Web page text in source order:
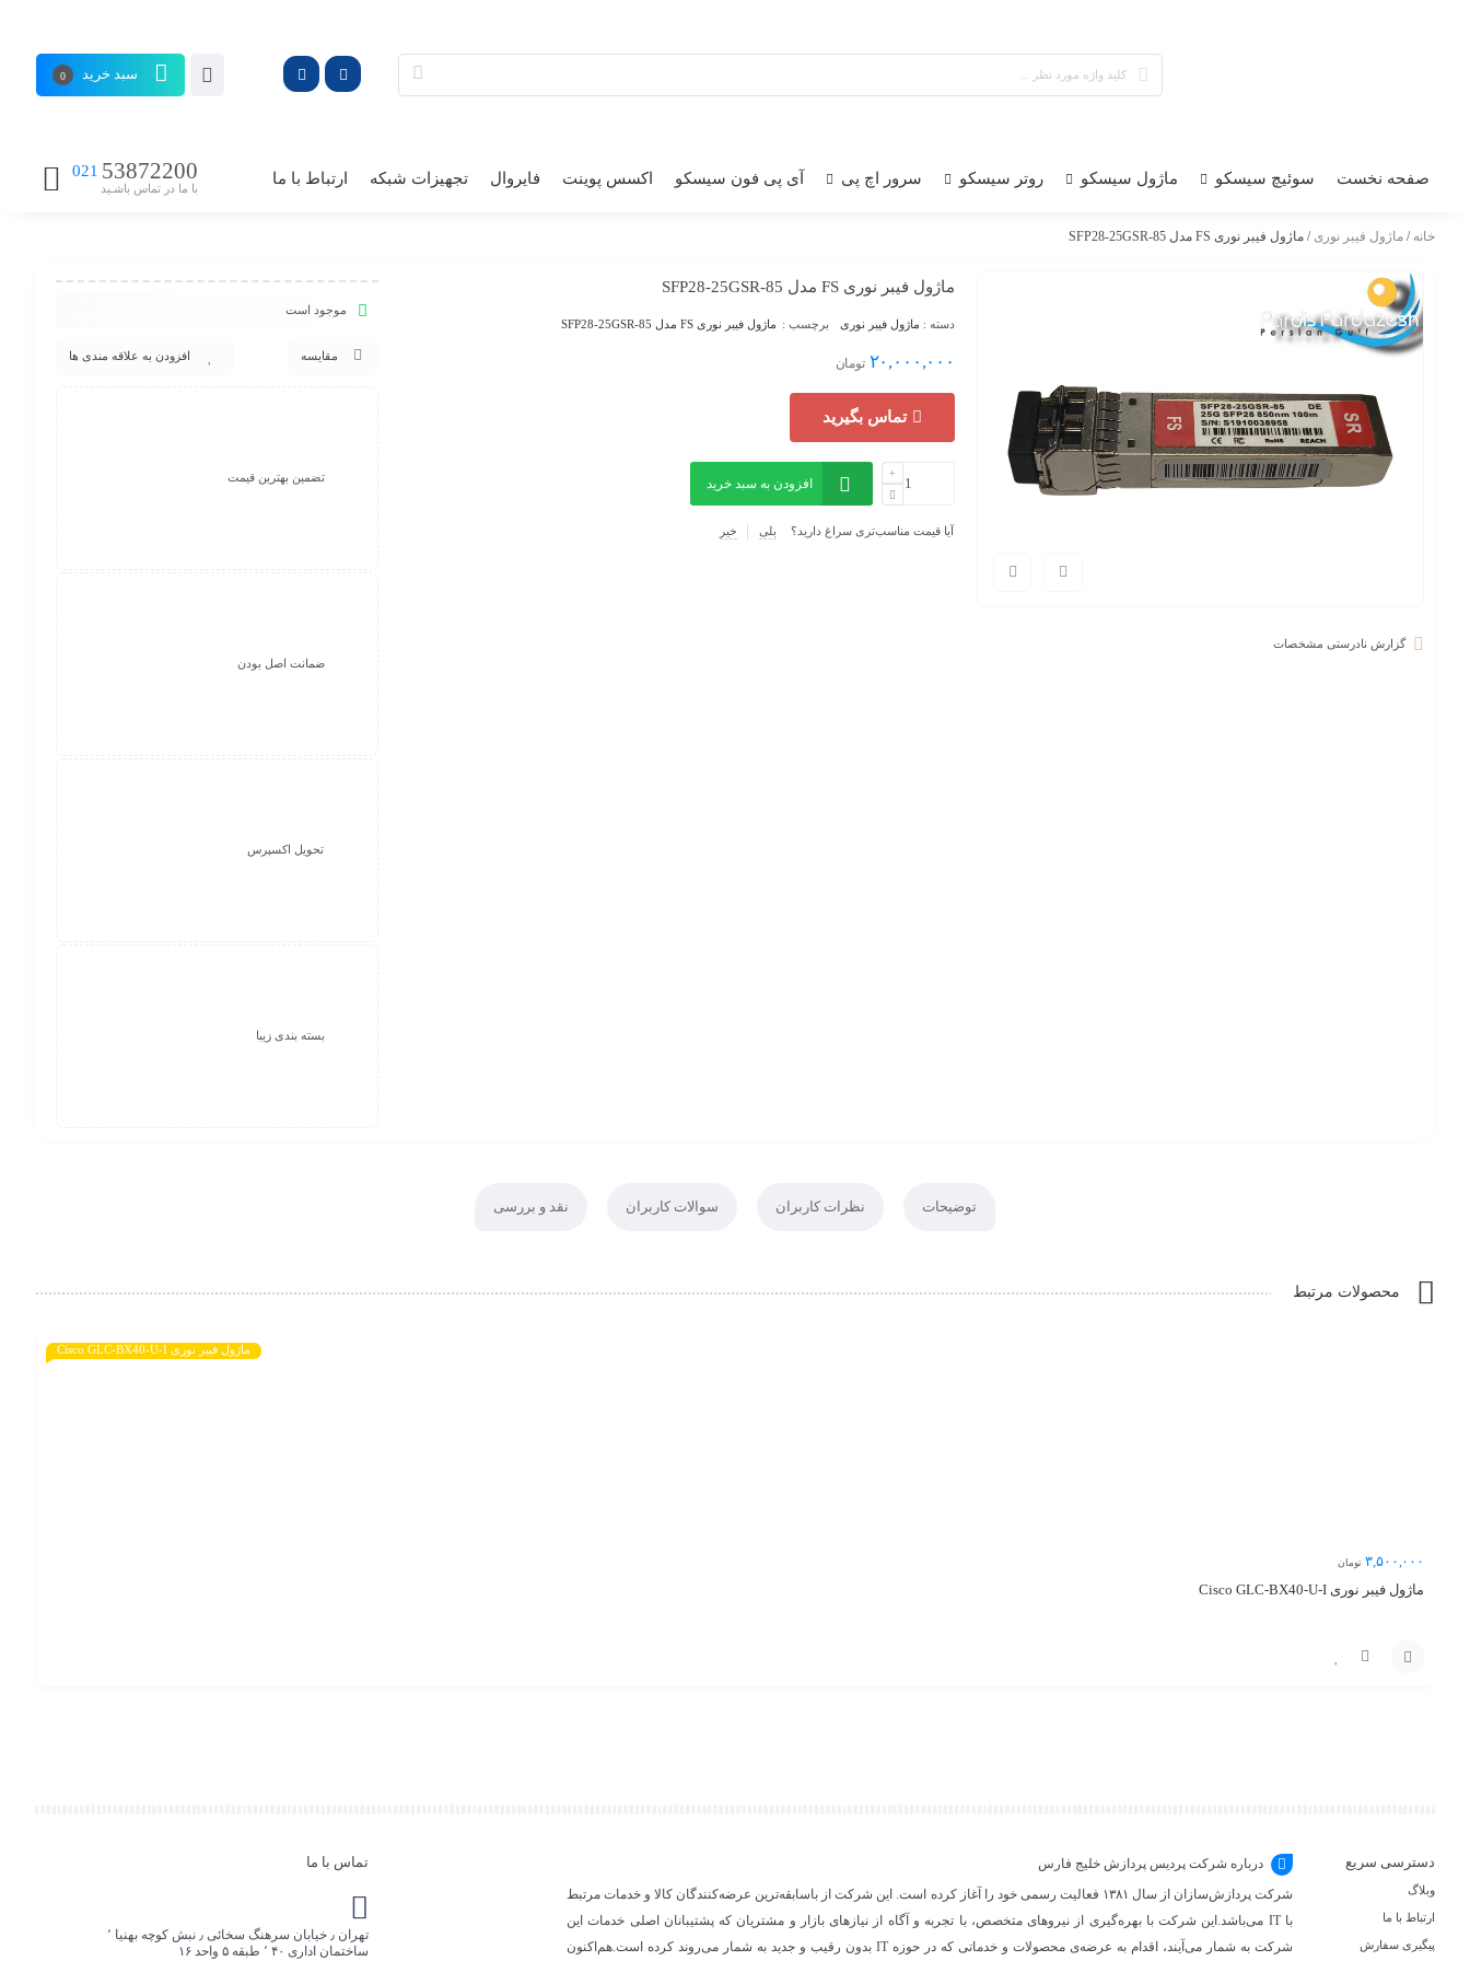
سبد خرید 0
صفحه نخست سوئیچ سیسکو ماژول سیسکو روتر سیسکو سرور اچ پی آی پی فون سیسکو اکسس پوینت فایروال تجهیزات شبکه ارتباط با ما 53872200
021
با ما در تماس باشـید
خانه / ماژول فیبر نوری / ماژول فیبر نوری FS مدل SFP28-25GSR-85
گزارش نادرستی مشخصات
ماژول فیبر نوری FS مدل SFP28-25GSR-85
دسته : ماژول فیبر نوری برچسب : ماژول فیبر نوری FS مدل SFP28-25GSR-85
۲۰,۰۰۰,۰۰۰ تومان
تماس بگیرید
افزودن به سبد خرید
آیا قیمت مناسب‌تری سراغ دارید؟ بلی خیر
موجود است
مقایسه افزودن به علاقه مندی ها
تضمین بهترین قیمت
ضمانت اصل بودن
تحویل اکسپرس
بسته بندی زیبا
توضیحات نظرات کاربران سوالات کاربران نقد و بررسی
محصولات مرتبط
ماژول فیبر نوری Cisco GLC-BX40-U-I
۳,۵۰۰,۰۰۰ تومان
ماژول فیبر نوری Cisco GLC-BX40-U-I
دسترسی سریع
وبلاگ
ارتباط با ما
پیگیری سفارش
درباره شرکت پردیس پردازش خلیج فارس
شرکت پردازش‌سازان از سال ۱۳۸۱ فعالیت رسمی خود را آغاز کرده است. این شرکت از باسابقه‌ترین عرضه‌کنندگان کالا و خدمات مرتبط
با IT می‌باشد.این شرکت با بهره‌گیری از نیروهای متخصص، با تجربه و آگاه از نیازهای بازار و مشتریان که پشتیبانان اصلی خدمات این
شرکت به شمار می‌آیند، اقدام به عرضه‌‌ی محصولات و خدماتی که در حوزه IT بدون رقیب و جدید به شمار می‌روند کرده است.هم‌اکنون
تماس با ما
تهران ٫ خیابان سرهنگ سخائی ٫ نبش کوچه بهنیا ٬
ساختمان اداری ۴۰ ٬ طبقه ۵ واحد ۱۶